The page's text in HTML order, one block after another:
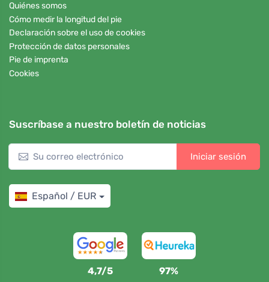
Quiénes somos
Cómo medir la longitud del pie
Declaración sobre el uso de cookies
Protección de datos personales
Pie de imprenta
Cookies
Suscríbase a nuestro boletín de noticias
Iniciar sesión
Español / EUR
4,7/5 97%